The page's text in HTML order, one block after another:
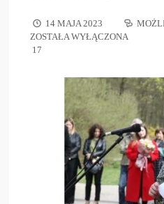
14 MAJA 2023
ZOSTAŁA WYŁĄCZONA
17